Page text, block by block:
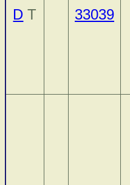
D T 33039